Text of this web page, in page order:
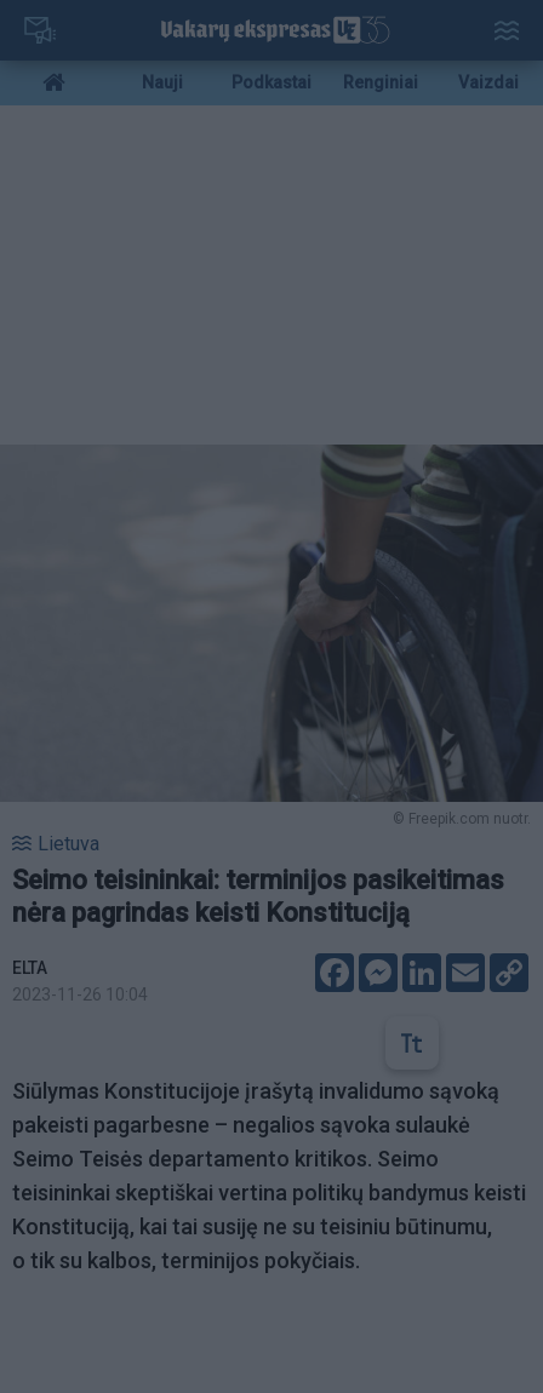
Pereiti
pagrindinį
turinį
Mobile
menu
Nauji Podkastai Renginiai Vaizdai
© Freepik.com nuotr.
Lietuva
Seimo teisininkai: terminijos pasikeitimas
nėra pagrindas keisti Konstituciją
ELTA
2023-11-26 10:04
FacebookMessenger
LinkedIn
Email
Siūlymas Konstitucijoje įrašytą invalidumo sąvoką
pakeisti pagarbesne – negalios sąvoka sulaukė
Seimo Teisės departamento kritikos. Seimo
teisininkai skeptiškai vertina politikų bandymus keisti
Konstituciją, kai tai susiję ne su teisiniu būtinumu,
o tik su kalbos, terminijos pokyčiais.